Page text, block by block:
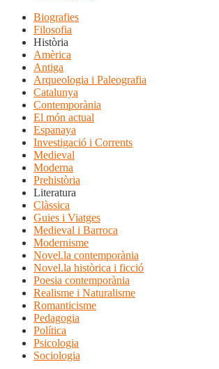
Biografies
Filosofia
Història
Amèrica
Antiga
Arqueologia i Paleografia
Catalunya
Contemporània
El món actual
Espanaya
Investigació i Corrents
Medieval
Moderna
Prehistòria
Literatura
Clàssica
Guies i Viatges
Medieval i Barroca
Modernisme
Novel.la contemporània
Novel.la històrica i ficció
Poesia contemporània
Realisme i Naturalisme
Romanticisme
Pedagogia
Política
Psicologia
Sociologia